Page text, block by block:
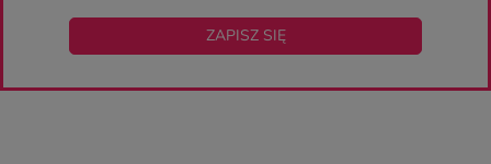
ZAPISZ SIĘ